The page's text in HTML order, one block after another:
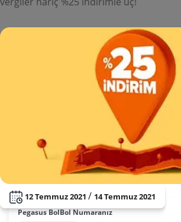
12 Temmuz 2021 / 14 Temmuz 2021
Pegasus BolBol Numaranız